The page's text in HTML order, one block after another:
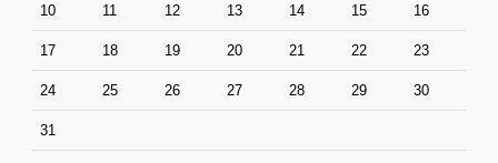
10 11 12 13 14 15 16
17 18 19 20 21 22 23
24 25 26 27 28 29 30
31